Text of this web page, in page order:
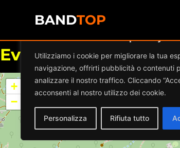
Utilizziamo i cookie per migliorare la tua
navigazione, offrirti pubblicità o contenuti
analizzare il nostro traffico. Cliccando
acconsenti al nostro utilizzo dei cookie.
Personalizza Rifiuta tutto
BANDTOP
Eventi aBAR
+
−